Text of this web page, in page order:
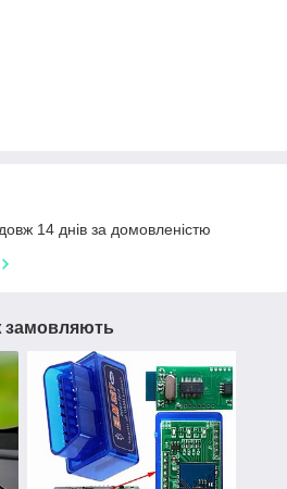
14 днів за домовленістю
замовляють